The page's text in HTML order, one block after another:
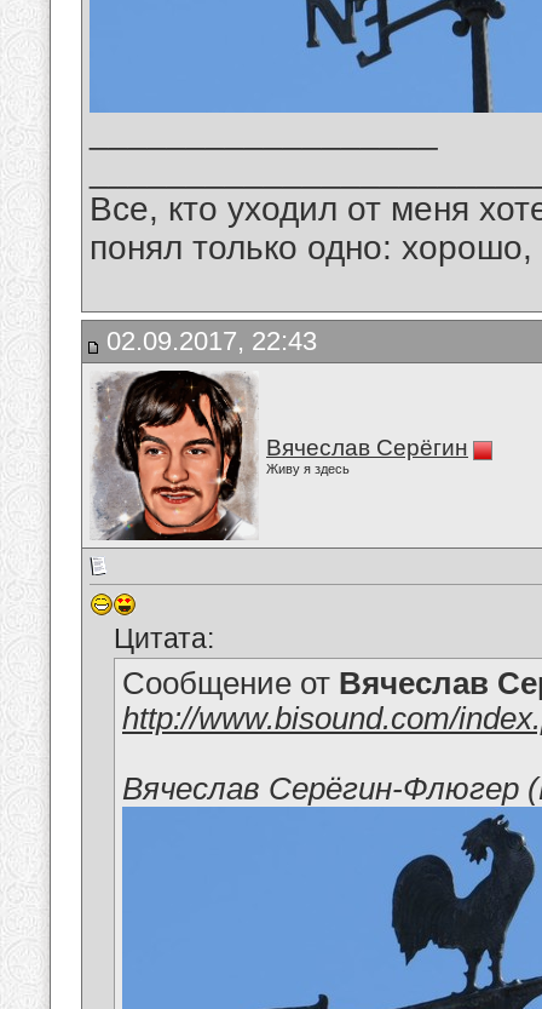
Все, кто уходил от меня
понял только одно:
02.09.2017, 22:43
Вячеслав Серёгин
Живу я здесь
Цитата:
Сообщение от Вячеслав
http://www.bisound.com/
Вячеслав Серёгин-Флюгер